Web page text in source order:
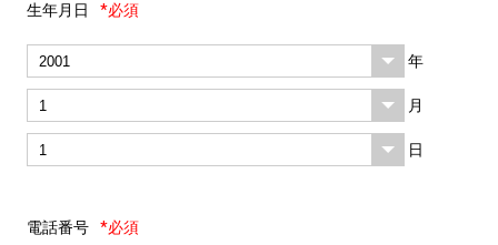
生年月日 *必須
年
月
日
電話番号 *必須